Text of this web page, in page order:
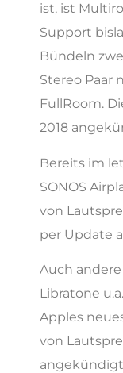
ist, ist
Support
Bündeln
Stereo Paar
FullRoom.
2018
Bereits im
SONOS
von
per Update
Auch
Libratone
Apples
von